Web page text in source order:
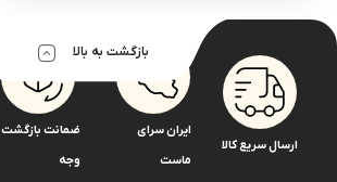
بازگشت به بالا
ارسال سریع کالا
ایران سرای
ماست
ضمانت بازگشت
وجه